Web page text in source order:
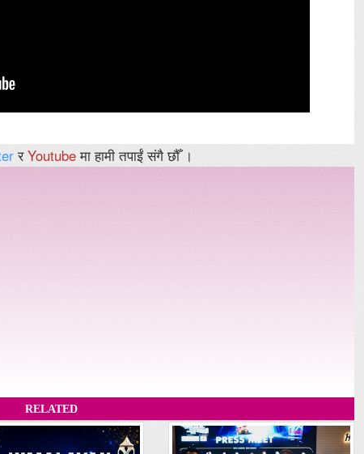
रYoutubeमा हामी तपाईं संगै छौँ ।
RELATED